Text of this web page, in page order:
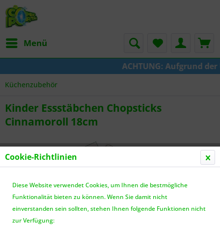
Menü
ACHTUNG: Aufgrund
Küchenzubehör
Kinder Essstäbchen Chopsticks
Cinnamoroll 18cm
Cookie-Richtlinien
Diese Website verwendet Cookies, um Ihnen die bestmögliche
Funktionalität bieten zu können. Wenn Sie damit nicht
einverstanden sein sollten, stehen Ihnen folgende Funktionen nicht
zur Verfügung: